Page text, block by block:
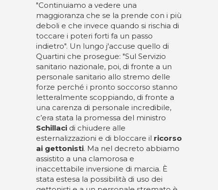
"Continuiamo a vedere una
maggioranza che se la prende con i più
deboli e che invece quando si rischia di
toccare i poteri forti fa un passo
indietro". Un lungo j'accuse quello di
Quartini che prosegue: "Sul Servizio
sanitario nazionale, poi, di fronte a un
personale sanitario allo stremo delle
forze perché i pronto soccorso stanno
letteralmente scoppiando, di fronte a
una carenza di personale incredibile,
c’era stata la promessa del ministro
Schillaci di chiudere alle
esternalizzazioni e di bloccare il ricorso
ai gettonisti. Ma nel decreto abbiamo
assistito a una clamorosa e
inaccettabile inversione di marcia. È
stata estesa la possibilità di uso dei